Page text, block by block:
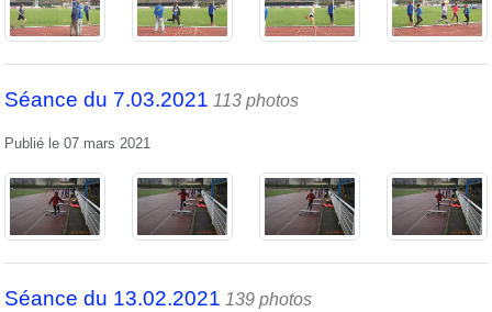
Séance du 7.03.2021 113 photos
Publié le 07 mars 2021
Séance du 13.02.2021 139 photos